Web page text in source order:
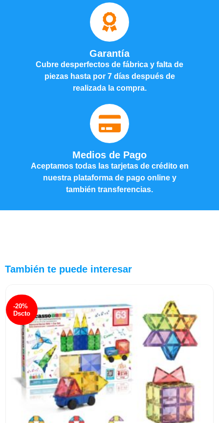
Garantía
Cubre desperfectos de fábrica y falta de
piezas hasta por 7 días después de
realizada la compra.
Medios de Pago
Aceptamos todas las tarjetas de crédito en
nuestra plataforma de pago online y
también transferencias.
También te puede interesar
-20%
Dscto